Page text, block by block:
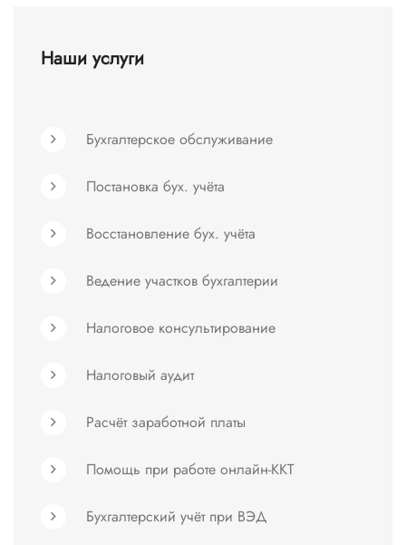
Наши услуги
Бухгалтерское обслуживание
Постановка бух. учёта
Восстановление бух. учёта
Ведение участков бухгалтерии
Налоговое консультирование
Налоговый аудит
Расчёт заработной платы
Помощь при работе онлайн-ККТ
Бухгалтерский учёт при ВЭД